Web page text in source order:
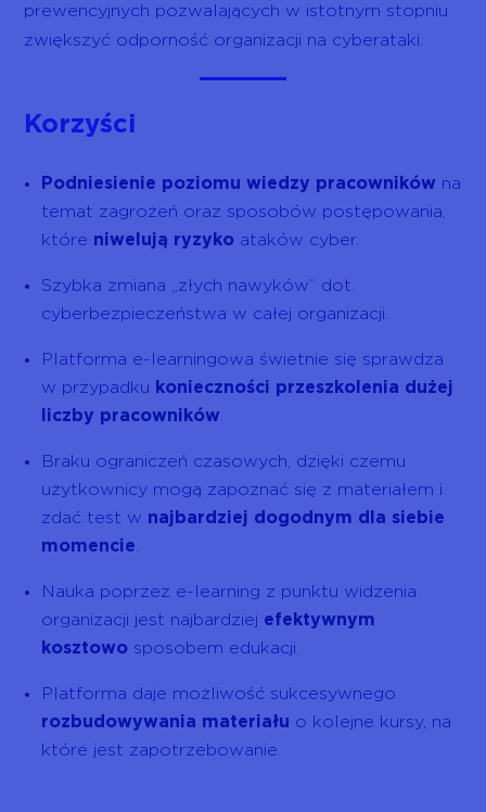
prewencyjnych pozwalających w istotnym stopniu
zwiększyć odporność organizacji na cyberataki.
Korzyści
Podniesienie poziomu wiedzy pracowników na
temat zagrożeń oraz sposobów postępowania,
które niwelują ryzyko ataków cyber.
Szybka zmiana „złych nawyków” dot.
cyberbezpieczeństwa w całej organizacji.
Platforma e-learningowa świetnie się sprawdza
w przypadku konieczności przeszkolenia dużej
liczby pracowników
Braku ograniczeń czasowych, dzięki czemu
użytkownicy mogą zapoznać się z materiałem i
zdać test w najbardziej dogodnym dla siebie
momencie
Nauka poprzez e-learning z punktu widzenia
organizacji jest najbardziej efektywnym
kosztowo sposobem edukacji.
Platforma daje możliwość sukcesywnego
rozbudowywania materiału o kolejne kursy, na
które jest zapotrzebowanie.